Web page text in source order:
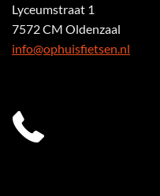
Lyceumstraat 1
7572 CM Oldenzaal
info@ophuisfietsen.nl